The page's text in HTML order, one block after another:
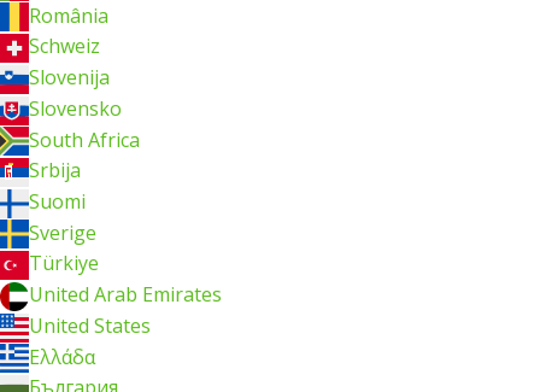
România
Schweiz
Slovenija
Slovensko
South Africa
Srbija
Suomi
Sverige
Türkiye
United Arab Emirates
United States
Ελλάδα